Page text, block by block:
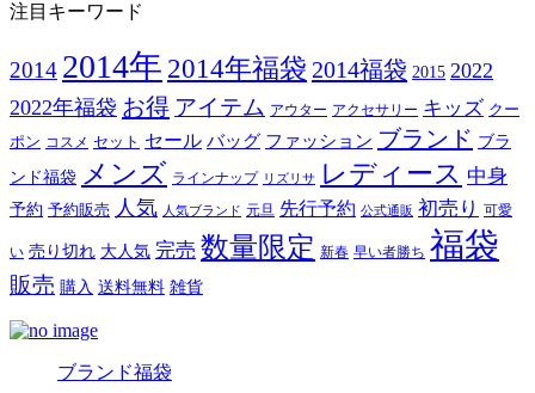
注目キーワード
2014 2014年 2014年福袋 2014福袋 2015 2022
2022年福袋 お得 アイテム アウター アクセサリー キッズ クー
ポン コスメ セット セール バッグ ファッション ブランド ブラ
ンド福袋 メンズ ラインナップ リズリサ レディース 中身
予約 予約販売 人気 人気ブランド 元旦 先行予約 公式通販 初売り 可愛
い 売り切れ 大人気 完売 数量限定 新春 早い者勝ち 福袋
販売 購入 送料無料 雑貨
ブランド福袋